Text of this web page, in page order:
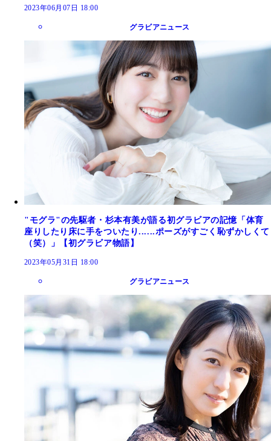
2023年06月07日 18:00
グラビアニュース
"モグラ"の先駆者・杉本有美が語る初グラビアの記憶「体育
座りしたり床に手をついたり......ポーズがすごく恥ずかしくて
（笑）」【初グラビア物語】
2023年05月31日 18:00
グラビアニュース